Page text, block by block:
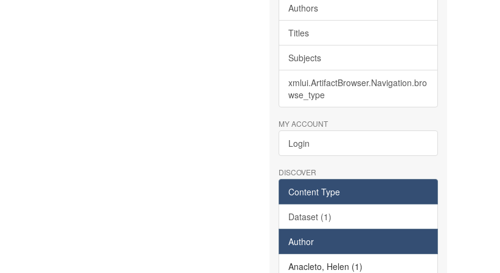
Authors
Titles
Subjects
xmlui.ArtifactBrowser.Navigation.bro
wse_type
MY ACCOUNT
Login
DISCOVER
Content Type
Dataset (1)
Author
Anacleto, Helen (1)